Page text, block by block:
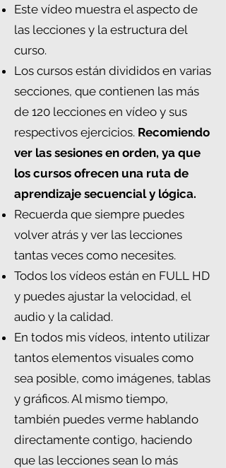
Este vídeo muestra el aspecto de
las lecciones y la estructura del
curso.
Los cursos están divididos en varias
secciones, que contienen las más
de 120 lecciones en vídeo y sus
respectivos ejercicios. Recomiendo
ver las sesiones en orden, ya que
los cursos ofrecen una ruta de
aprendizaje secuencial y lógica.
Recuerda que siempre puedes
volver atrás y ver las lecciones
tantas veces como necesites.
Todos los vídeos están en FULL HD
y puedes ajustar la velocidad, el
audio y la calidad.
En todos mis vídeos, intento utilizar
tantos elementos visuales como
sea posible, como imágenes, tablas
y gráficos. Al mismo tiempo,
también puedes verme hablando
directamente contigo, haciendo
que las lecciones sean lo más